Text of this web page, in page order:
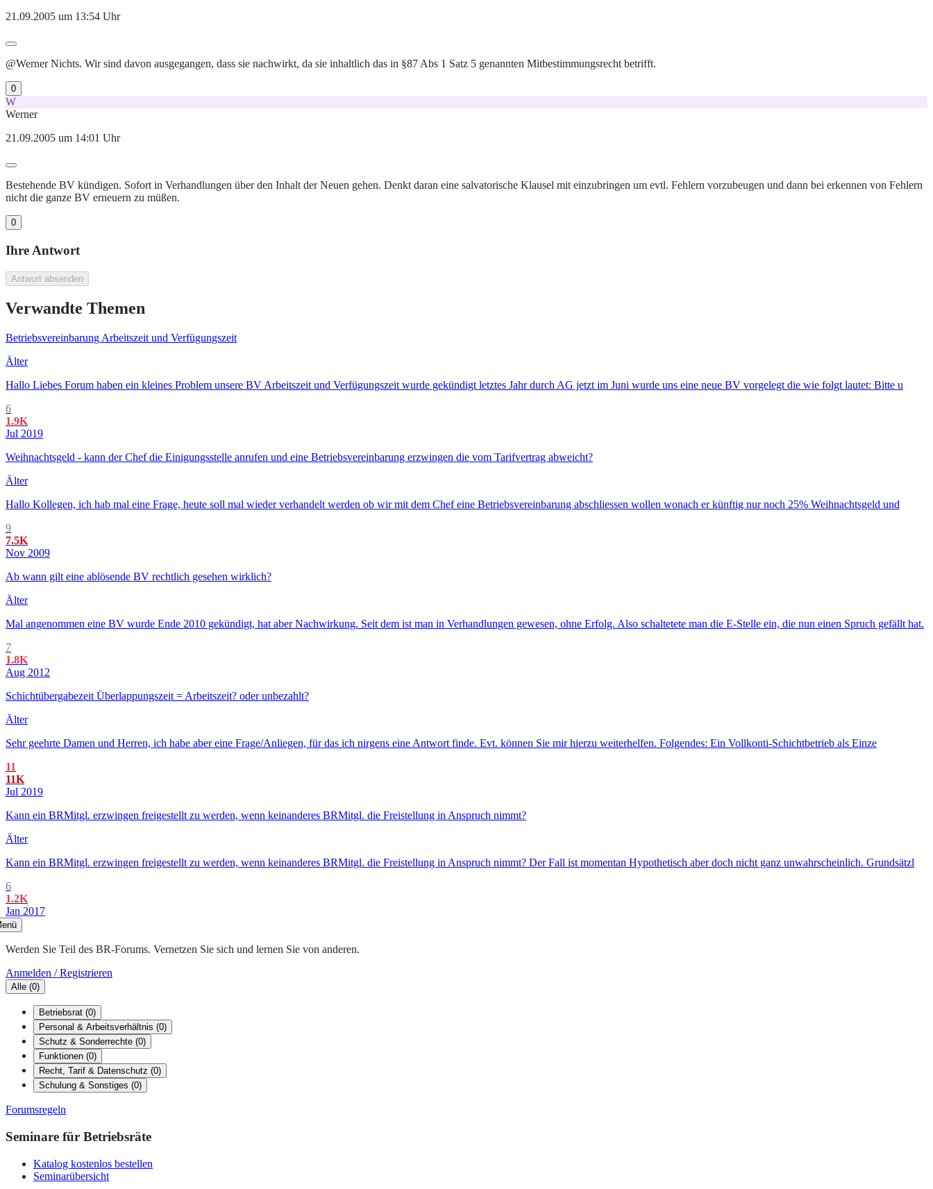
21.09.2005 um 13:54 Uhr
@Werner Nichts. Wir sind davon ausgegangen, dass sie nachwirkt, da sie inhaltlich das in §87 Abs 1 Satz 5 genannten Mitbestimmungsrecht betrifft.
0
W
Werner
21.09.2005 um 14:01 Uhr
Bestehende BV kündigen. Sofort in Verhandlungen über den Inhalt der Neuen gehen. Denkt daran eine salvatorische Klausel mit einzubringen um evtl. Fehlern vorzubeugen und dann bei erkennen von Fehlern
nicht die ganze BV erneuern zu müßen.
0
Ihre Antwort
Antwort absenden
Verwandte Themen
Betriebsvereinbarung Arbeitszeit und Verfügungszeit
Älter
Hallo Liebes Forum haben ein kleines Problem unsere BV Arbeitszeit und Verfügungszeit wurde gekündigt letztes Jahr durch AG jetzt im Juni wurde uns eine neue BV vorgelegt die wie folgt lautet: Bitte u
6
1.9K
Jul 2019
Weihnachtsgeld - kann der Chef die Einigungsstelle anrufen und eine Betriebsvereinbarung erzwingen die vom Tarifvertrag abweicht?
Älter
Hallo Kollegen, ich hab mal eine Frage, heute soll mal wieder verhandelt werden ob wir mit dem Chef eine Betriebsvereinbarung abschliessen wollen wonach er künftig nur noch 25% Weihnachtsgeld und
9
7.5K
Nov 2009
Ab wann gilt eine ablösende BV rechtlich gesehen wirklich?
Älter
Mal angenommen eine BV wurde Ende 2010 gekündigt, hat aber Nachwirkung. Seit dem ist man in Verhandlungen gewesen, ohne Erfolg. Also schaltetete man die E-Stelle ein, die nun einen Spruch gefällt hat.
7
1.8K
Aug 2012
Schichtübergabezeit Überlappungszeit = Arbeitszeit? oder unbezahlt?
Älter
Sehr geehrte Damen und Herren, ich habe aber eine Frage/Anliegen, für das ich nirgens eine Antwort finde. Evt. können Sie mir hierzu weiterhelfen. Folgendes: Ein Vollkonti-Schichtbetrieb als Einze
11
11K
Jul 2019
Kann ein BRMitgl. erzwingen freigestellt zu werden, wenn keinanderes BRMitgl. die Freistellung in Anspruch nimmt?
Älter
Kann ein BRMitgl. erzwingen freigestellt zu werden, wenn keinanderes BRMitgl. die Freistellung in Anspruch nimmt? Der Fall ist momentan Hypothetisch aber doch nicht ganz unwahrscheinlich. Grundsätzl
6
1.2K
Jan 2017
Werden Sie Teil des BR-Forums. Vernetzen Sie sich und lernen Sie von anderen.
Anmelden / Registrieren
Alle (0)
Betriebsrat (0)
Personal & Arbeitsverhältnis (0)
Schutz & Sonderrechte (0)
Funktionen (0)
Recht, Tarif & Datenschutz (0)
Schulung & Sonstiges (0)
Forumsregeln
Seminare für Betriebsräte
Katalog kostenlos bestellen
Seminarübersicht